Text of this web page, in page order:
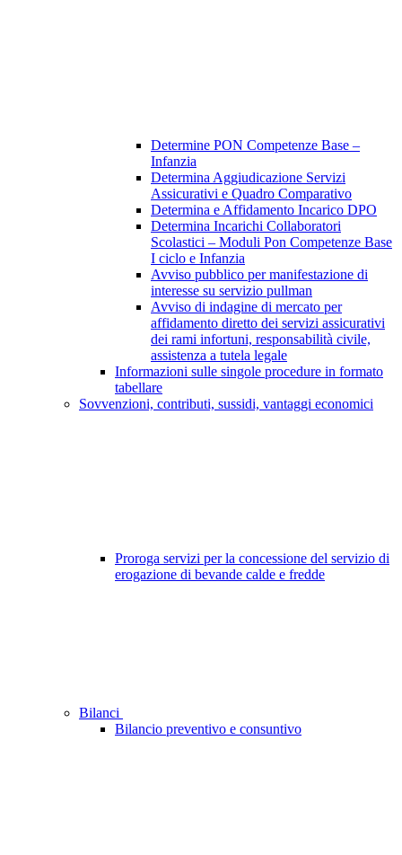
Determine PON Competenze Base –
Infanzia
Determina Aggiudicazione Servizi
Assicurativi e Quadro Comparativo
Determina e Affidamento Incarico DPO
Determina Incarichi Collaboratori
Scolastici – Moduli Pon Competenze Base
I ciclo e Infanzia
Avviso pubblico per manifestazione di
interesse su servizio pullman
Avviso di indagine di mercato per
affidamento diretto dei servizi assicurativi
dei rami infortuni, responsabilità civile,
assistenza a tutela legale
Informazioni sulle singole procedure in formato
tabellare
Sovvenzioni, contributi, sussidi, vantaggi economici
Proroga servizi per la concessione del servizio di
erogazione di bevande calde e fredde
Bilanci
Bilancio preventivo e consuntivo